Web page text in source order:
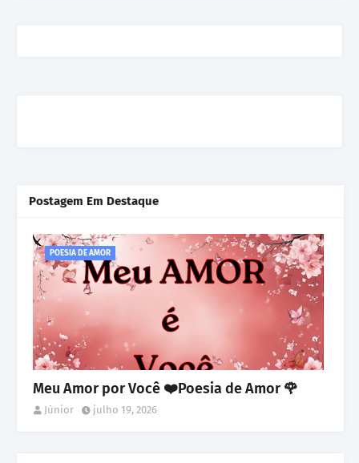
Postagem Em Destaque
POESIA DE AMOR
Meu Amor por Você ❤️Poesia de Amor 🌹
Júnior julho 19, 2026